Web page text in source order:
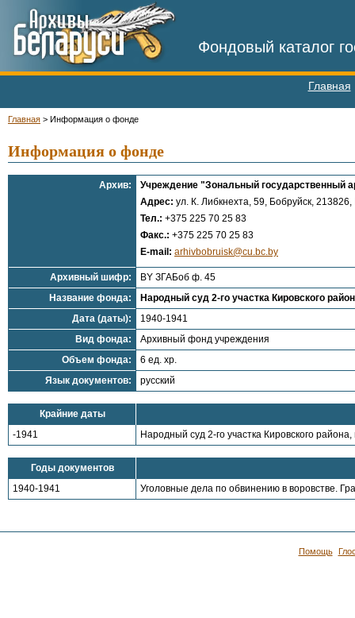
Фондовый каталог
Главная
Главная > Информация о фонде
Информация о фонде
Архив:
Учреждение "Зональный государственный
Адрес: ул. К. Либкнехта, 59, Бобруйск,
Тел.: +375 225 70 25 83
Факс.: +375 225 70 25 83
E-mail: arhivbobruisk@cu.bc.by
Архивный шифр:
BY ЗГАБоб ф. 45
Название фонда:
Народный суд 2-го участка Кировского
Дата (даты):
1940-1941
Вид фонда:
Архивный фонд учреждения
Объем фонда:
6 ед. хр.
Язык документов:
русский
Крайние даты
-1941
Народный суд 2-го участка Кировского
Годы документов
1940-1941
Уголовные дела по обвинению в воровстве.
Помощь